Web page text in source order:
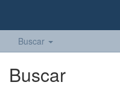
Buscar
Buscar